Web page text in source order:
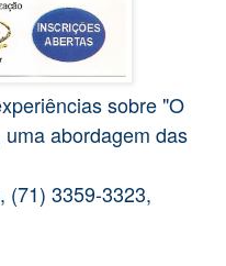
sobre "O
abordagem das
(71) 3359-3323,